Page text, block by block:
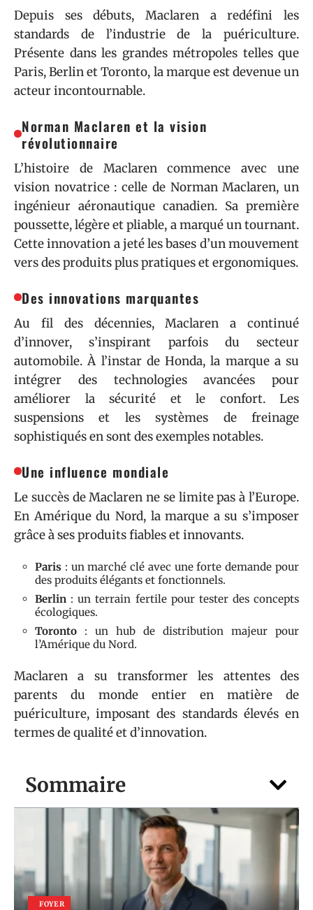
Sommaire
FOYER
Depuis ses débuts, Maclaren a redéfini les
standards de l’industrie de la puériculture.
Présente dans les grandes métropoles telles que
Paris, Berlin et Toronto, la marque est devenue un
acteur incontournable.
Norman Maclaren et la vision
révolutionnaire
L’histoire de Maclaren commence avec une
vision novatrice : celle de Norman Maclaren, un
ingénieur aéronautique canadien. Sa première
poussette, légère et pliable, a marqué un tournant.
Cette innovation a jeté les bases d’un mouvement
vers des produits plus pratiques et ergonomiques.
Des innovations marquantes
Au fil des décennies, Maclaren a continué
d’innover, s’inspirant parfois du secteur
automobile. À l’instar de Honda, la marque a su
intégrer des technologies avancées pour
améliorer la sécurité et le confort. Les
suspensions et les systèmes de freinage
sophistiqués en sont des exemples notables.
Une influence mondiale
Le succès de Maclaren ne se limite pas à l’Europe.
En Amérique du Nord, la marque a su s’imposer
grâce à ses produits fiables et innovants.
Paris : un marché clé avec une forte demande pour
des produits élégants et fonctionnels.
Berlin : un terrain fertile pour tester des concepts
écologiques.
Toronto : un hub de distribution majeur pour
l’Amérique du Nord.
Maclaren a su transformer les attentes des
parents du monde entier en matière de
puériculture, imposant des standards élevés en
termes de qualité et d’innovation.